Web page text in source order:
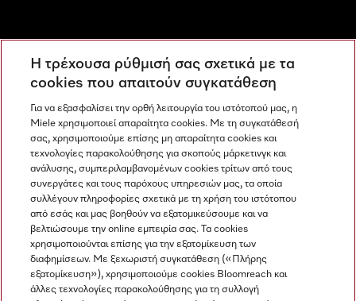
Ανακαλύψτε τα Miele Experience Center
Newsletter
Miele στο Instagram
Miele στο Facebook
Miele στο Youtube
Η τρέχουσα ρύθμισή σας σχετικά με τα
cookies που απαιτούν συγκατάθεση
Για να εξασφαλίσει την ορθή λειτουργία του ιστότοπού μας, η
Miele χρησιμοποιεί απαραίτητα cookies. Με τη συγκατάθεσή
σας, χρησιμοποιούμε επίσης μη απαραίτητα cookies και
τεχνολογίες παρακολούθησης για σκοπούς μάρκετινγκ και
ανάλυσης, συμπεριλαμβανομένων cookies τρίτων από τους
συνεργάτες και τους παρόχους υπηρεσιών μας, τα οποία
συλλέγουν πληροφορίες σχετικά με τη χρήση του ιστότοπου
από εσάς και μας βοηθούν να εξατομικεύσουμε και να
βελτιώσουμε την online εμπειρία σας. Τα cookies
χρησιμοποιούνται επίσης για την εξατομίκευση των
διαφημίσεων. Με ξεχωριστή συγκατάθεση («Πλήρης
εξατομίκευση»), χρησιμοποιούμε cookies Bloomreach και
άλλες τεχνολογίες παρακολούθησης για τη συλλογή